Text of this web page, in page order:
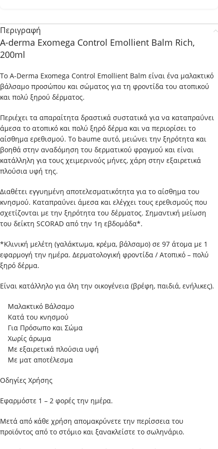
Περιγραφή
A-derma Exomega Control Emollient Balm Rich,
200ml
Το A-Derma Exomega Control Emollient Balm είναι ένα μαλακτικό
βάλσαμο προσώπου και σώματος για τη φροντίδα του ατοπικού
και πολύ ξηρού δέρματος.
Περιέχει τα απαραίτητα δραστικά συστατικά για να καταπραΰνει
άμεσα το ατοπικό και πολύ ξηρό δέρμα και να περιορίσει το
αίσθημα ερεθισμού. Το baume αυτό, μειώνει την ξηρότητα και
βοηθά στην αναδόμηση του δερματικού φραγμού και είναι
κατάλληλη για τους χειμερινούς μήνες, χάρη στην εξαιρετικά
πλούσια υφή της.
Διαθέτει εγγυημένη αποτελεσματικότητα για το αίσθημα του
κνησμού. Καταπραΰνει άμεσα και ελέγχει τους ερεθισμούς που
σχετίζονται με την ξηρότητα του δέρματος. Σημαντική μείωση
του δείκτη SCORAD από την 1η εβδομάδα*.
*Κλινική μελέτη (γαλάκτωμα, κρέμα, βάλσαμο) σε 97 άτομα με 1
εφαρμογή την ημέρα. Δερματολογική φροντίδα / Ατοπικό – πολύ
ξηρό δέρμα.
Είναι κατάλληλο για όλη την οικογένεια (βρέφη, παιδιά, ενήλικες).
Μαλακτικό Βάλσαμο
Κατά του κνησμού
Για Πρόσωπο και Σώμα
Χωρίς άρωμα
Με εξαιρετικά πλούσια υφή
Με ματ αποτέλεσμα
Οδηγίες Χρήσης
Εφαρμόστε 1 – 2 φορές την ημέρα.
Μετά από κάθε χρήση απομακρύνετε την περίσσεια του
προϊόντος από το στόμιο και ξανακλείστε το σωληνάριο.